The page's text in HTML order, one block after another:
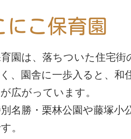
にこ保育園
園は、落ちついた住宅街
、園舎に一歩入ると、和
広がっています。
名勝・栗林公園や藤塚小
。